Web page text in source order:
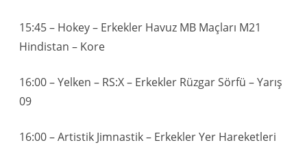
15:45 – Hokey – Erkekler Havuz MB Maçları M21
Hindistan – Kore
16:00 – Yelken – RS:X – Erkekler Rüzgar Sörfü – Yarış
09
16:00 – Artistik Jimnastik – Erkekler Yer Hareketleri